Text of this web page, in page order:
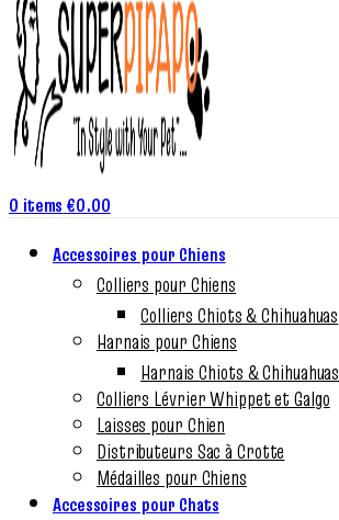
0 items €0.00
Accessoires pour Chiens
Colliers pour Chiens
Colliers Chiots & Chihuahuas
Harnais pour Chiens
Harnais Chiots & Chihuahuas
Colliers Lévrier Whippet et Galgo
Laisses pour Chien
Distributeurs Sac à Crotte
Médailles pour Chiens
Accessoires pour Chats